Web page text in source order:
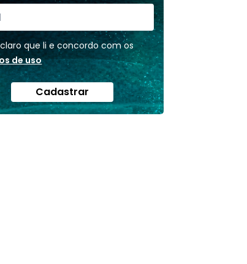
que li e concordo com os
de uso
Cadastrar